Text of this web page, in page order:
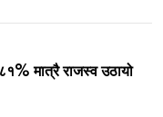
मात्रै राजस्व उठायो